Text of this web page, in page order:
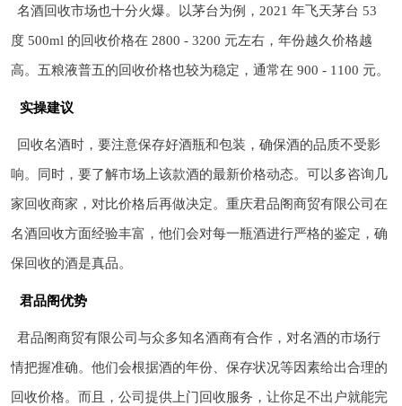
名酒回收市场也十分火爆。以茅台为例，2021 年飞天茅台 53
度 500ml 的回收价格在 2800 - 3200 元左右，年份越久价格越
高。五粮液普五的回收价格也较为稳定，通常在 900 - 1100 元。
实操建议
回收名酒时，要注意保存好酒瓶和包装，确保酒的品质不受影
响。同时，要了解市场上该款酒的最新价格动态。可以多咨询几
家回收商家，对比价格后再做决定。重庆君品阁商贸有限公司在
名酒回收方面经验丰富，他们会对每一瓶酒进行严格的鉴定，确
保回收的酒是真品。
君品阁优势
君品阁商贸有限公司与众多知名酒商有合作，对名酒的市场行
情把握准确。他们会根据酒的年份、保存状况等因素给出合理的
回收价格。而且，公司提供上门回收服务，让你足不出户就能完